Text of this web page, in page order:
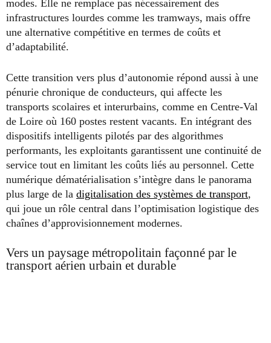
modes. Elle ne remplace pas nécessairement des
infrastructures lourdes comme les tramways, mais offre
une alternative compétitive en termes de coûts et
d’adaptabilité.
Cette transition vers plus d’autonomie répond aussi à une
pénurie chronique de conducteurs, qui affecte les
transports scolaires et interurbains, comme en Centre-Val
de Loire où 160 postes restent vacants. En intégrant des
dispositifs intelligents pilotés par des algorithmes
performants, les exploitants garantissent une continuité de
service tout en limitant les coûts liés au personnel. Cette
numérique dématérialisation s’intègre dans le panorama
plus large de la digitalisation des systèmes de transport,
qui joue un rôle central dans l’optimisation logistique des
chaînes d’approvisionnement modernes.
Vers un paysage métropolitain façonné par le
transport aérien urbain et durable